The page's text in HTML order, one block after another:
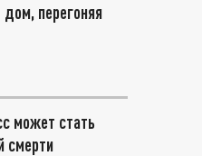
перегоняя
может стать
смерти